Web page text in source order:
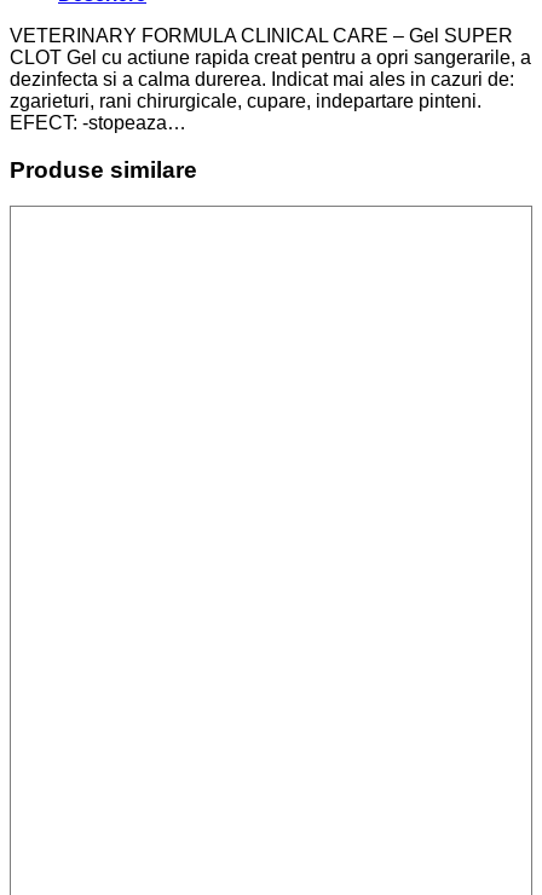
VETERINARY FORMULA CLINICAL CARE – Gel SUPER
CLOT Gel cu actiune rapida creat pentru a opri sangerarile, a
dezinfecta si a calma durerea. Indicat mai ales in cazuri de:
zgarieturi, rani chirurgicale, cupare, indepartare pinteni.
EFECT: -stopeaza…
Produse similare